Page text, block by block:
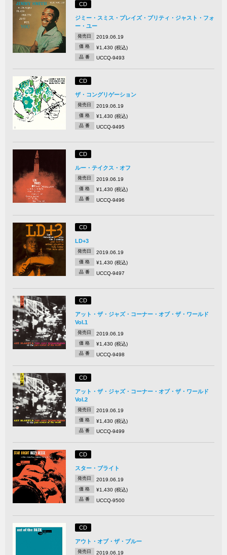
CD
ジミー・スミス・プレイズ・プリティ・ジャスト・フォ
ー・ユー
発売日 2019.06.19
価 格 ¥1,430 (税込)
品 番 UCCQ-9493
CD
ザ・コングリゲーション
発売日 2019.06.19
価 格 ¥1,430 (税込)
品 番 UCCQ-9495
CD
ルー・テイクス・オフ
発売日 2019.06.19
価 格 ¥1,430 (税込)
品 番 UCCQ-9496
CD
LD+3
発売日 2019.06.19
価 格 ¥1,430 (税込)
品 番 UCCQ-9497
CD
アット・ザ・ジャズ・コーナー・オブ・ザ・ワールド
Vol.1
発売日 2019.06.19
価 格 ¥1,430 (税込)
品 番 UCCQ-9498
CD
アット・ザ・ジャズ・コーナー・オブ・ザ・ワールド
Vol.2
発売日 2019.06.19
価 格 ¥1,430 (税込)
品 番 UCCQ-9499
CD
スター・ブライト
発売日 2019.06.19
価 格 ¥1,430 (税込)
品 番 UCCQ-9500
CD
アウト・オブ・ザ・ブルー
発売日 2019.06.19